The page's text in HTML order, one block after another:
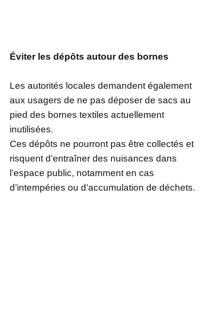
Éviter les dépôts autour des bornes
Les autorités locales demandent également
aux usagers de ne pas déposer de sacs au
pied des bornes textiles actuellement
inutilisées.
Ces dépôts ne pourront pas être collectés et
risquent d’entraîner des nuisances dans
l’espace public, notamment en cas
d’intempéries ou d’accumulation de déchets.